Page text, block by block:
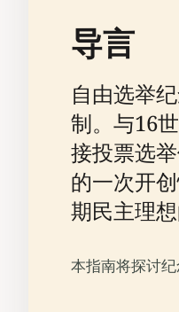
导言
自由选举
制。与16
接投票选
的一次开
期民主理
本指南将探讨